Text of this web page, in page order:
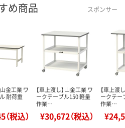
め商品 スポンサー
山金工業 ワ
耐荷重
税込）
【車上渡し】山金工業 ワ
ークテーブル150 軽量
作業…
¥30,672（税込）
【車上渡
ークテー
作業…